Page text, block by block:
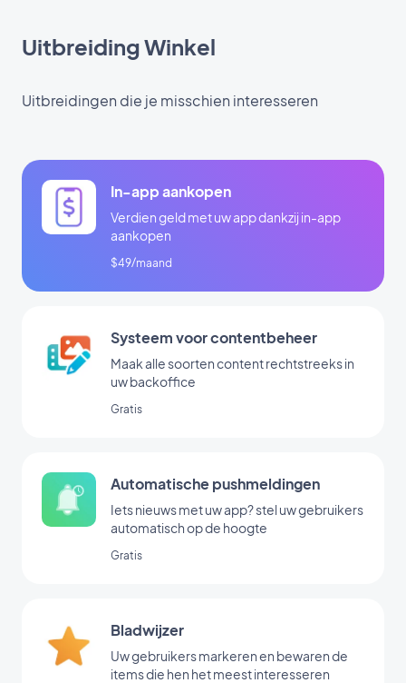
Uitbreiding Winkel
Uitbreidingen die je misschien interesseren
In-app aankopen
Verdien geld met uw app dankzij in-app
aankopen
$49/maand
Systeem voor contentbeheer
Maak alle soorten content rechtstreeks in
uw backoffice
Gratis
Automatische pushmeldingen
Iets nieuws met uw app? stel uw gebruikers
automatisch op de hoogte
Gratis
Bladwijzer
Uw gebruikers markeren en bewaren de
items die hen het meest interesseren